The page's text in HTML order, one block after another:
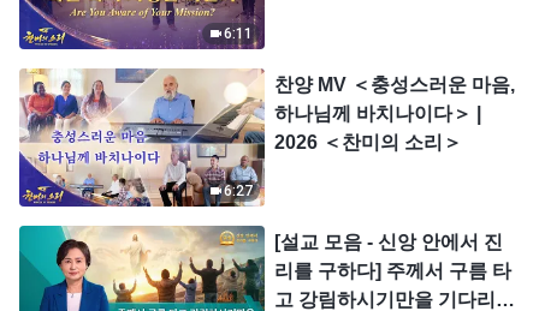
6:11
6:27
찬양 MV ＜충성스러운 마음,
하나님께 바치나이다＞ |
2026 ＜찬미의 소리＞
[설교 모음 - 신앙 안에서 진
리를 구하다] 주께서 구름 타
고 강림하시기만을 기다리는